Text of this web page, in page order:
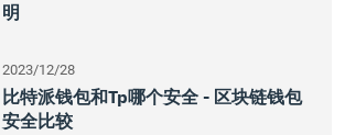
明
2023/12/28
比特派钱包和tp哪个安全 - 区块链钱包
安全比较